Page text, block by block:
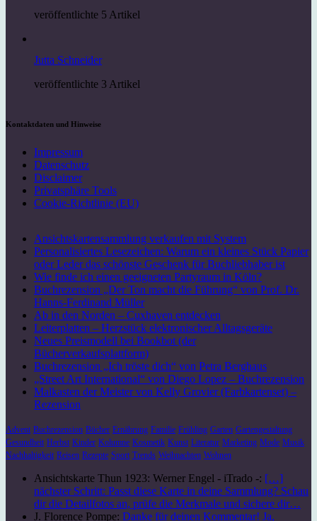
veröffentlichte 5 Artikel
Jutta Schneider
veröffentlichte 3 Artikel
Kontaktdaten und Hinweise
Impressum
Datenschutz
Disclaimer
Privatsphäre Tools
Cookie-Richtlinie (EU)
Ansichtskartensammlung verkaufen mit System
Personalisiertes Lesezeichen: Warum ein kleines Stück Papier
oder Leder das schönste Geschenk für Buchliebhaber ist
Wie finde ich einen geeigneten Partyraum in Köln?
Buchrezension „Der Ton macht die Führung“ von Prof. Dr.
Hanns-Ferdinand Müller
Ab in den Norden – Cuxhaven entdecken
Leiterplatten – Herzstück elektronischer Alltagsgeräte
Neues Preismodell bei Bookbot (der
Bücherverkaufsplattform)
Buchrezension „Ich tröste dich“ von Petra Berghaus
„Street Art International“ von Diego Lopez – Buchrezension
Malkasten der Meister von Kelly Grovier (Farbkartenset) –
Rezension
Advent Buchrezension Bücher Ernährung Familie Frühling Garten Gartengestaltung
Gesundheit Herbst Kinder Kolumne Kosmetik Kunst Literatur Marketing Mode Musik
Nachhaltigkeit Reisen Rezepte Sport Trends Weihnachten Wohnen
Ansichtskarte Thun 1923: Werner Engel - iTrado -: […]
nächster Schritt: Passt diese Karte in deine Sammlung? Schau
dir die Detailfotos an, prüfe die Merkmale und sichere dir…
J. Florence Pompe: Danke für deinen Kommentar! Ja,